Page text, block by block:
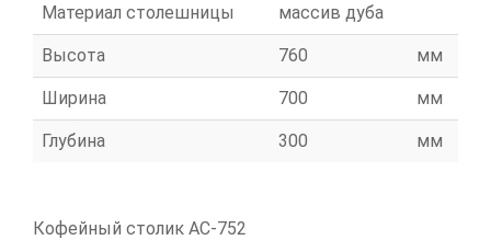
Материал столешницы массив дуба
Высота 760 мм
Ширина 700 мм
Глубина 300 мм
Кофейный столик АС-752